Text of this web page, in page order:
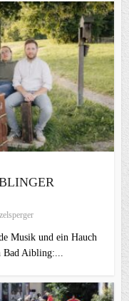
Musik und ein Hauch
Bad Aibling:...